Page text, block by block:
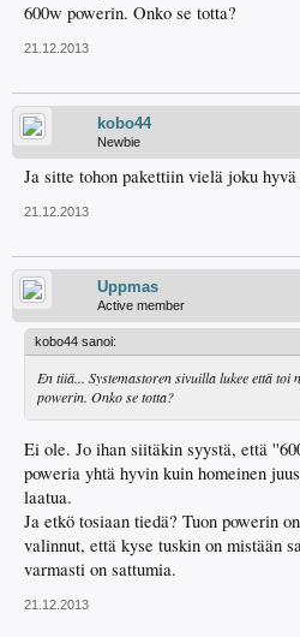
600w powerin. Onko se totta?
21.12.2013
kobo44
Newbie
Ja sitte tohon pakettiin vielä joku
21.12.2013
Uppmas
Active member
kobo44 sanoi:
En tiiä... Systemastoren sivuilla lukee että toi
powerin. Onko se totta?
Ei ole. Jo ihan siitäkin syystä, että
poweria yhtä hyvin kuin homeinen
laatua.
Ja etkö tosiaan tiedä? Tuon powerin
valinnut, että kyse tuskin on mistään
varmasti on sattumia.
21.12.2013